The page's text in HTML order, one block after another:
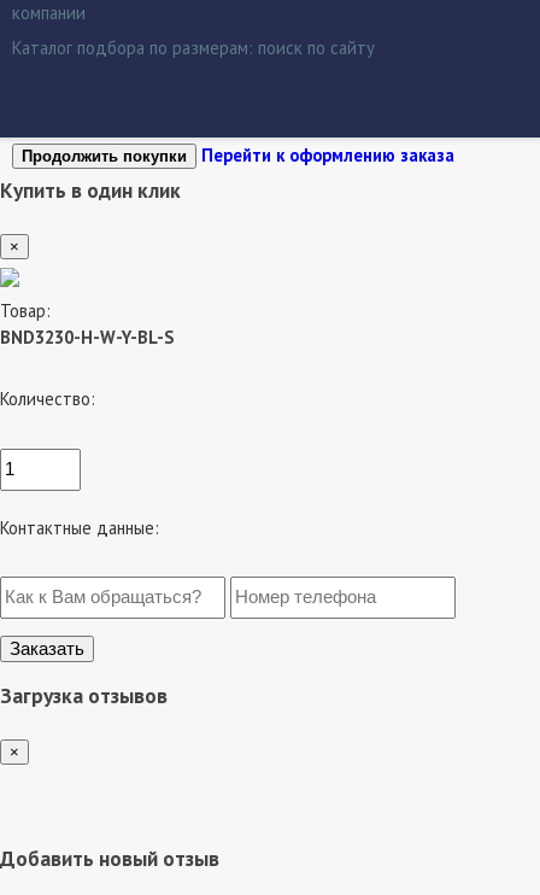
компании
Каталог подбора по размерам: поиск по сайту
Продолжить покупки Перейти к оформлению заказа
Купить в один клик
×
Товар:
BND3230-H-W-Y-BL-S
Количество:
Контактные данные:
Загрузка отзывов
×
Добавить новый отзыв